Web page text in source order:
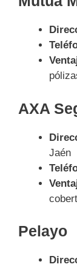
AXA
Jaén
Pelayo